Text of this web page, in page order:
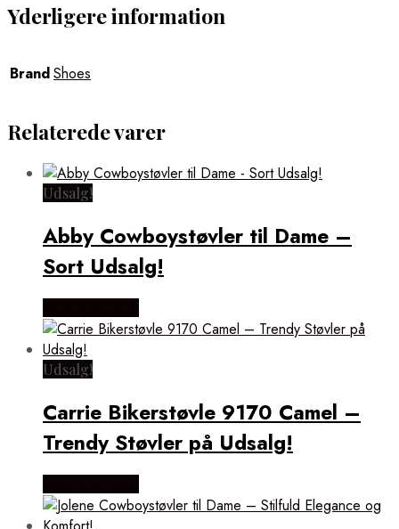
Yderligere information
BrandShoes
Relaterede varer
Udsalg!
Abby Cowboystøvler til Dame –
Sort Udsalg!
Udsalg!
Carrie Bikerstøvle 9170 Camel –
Trendy Støvler på Udsalg!